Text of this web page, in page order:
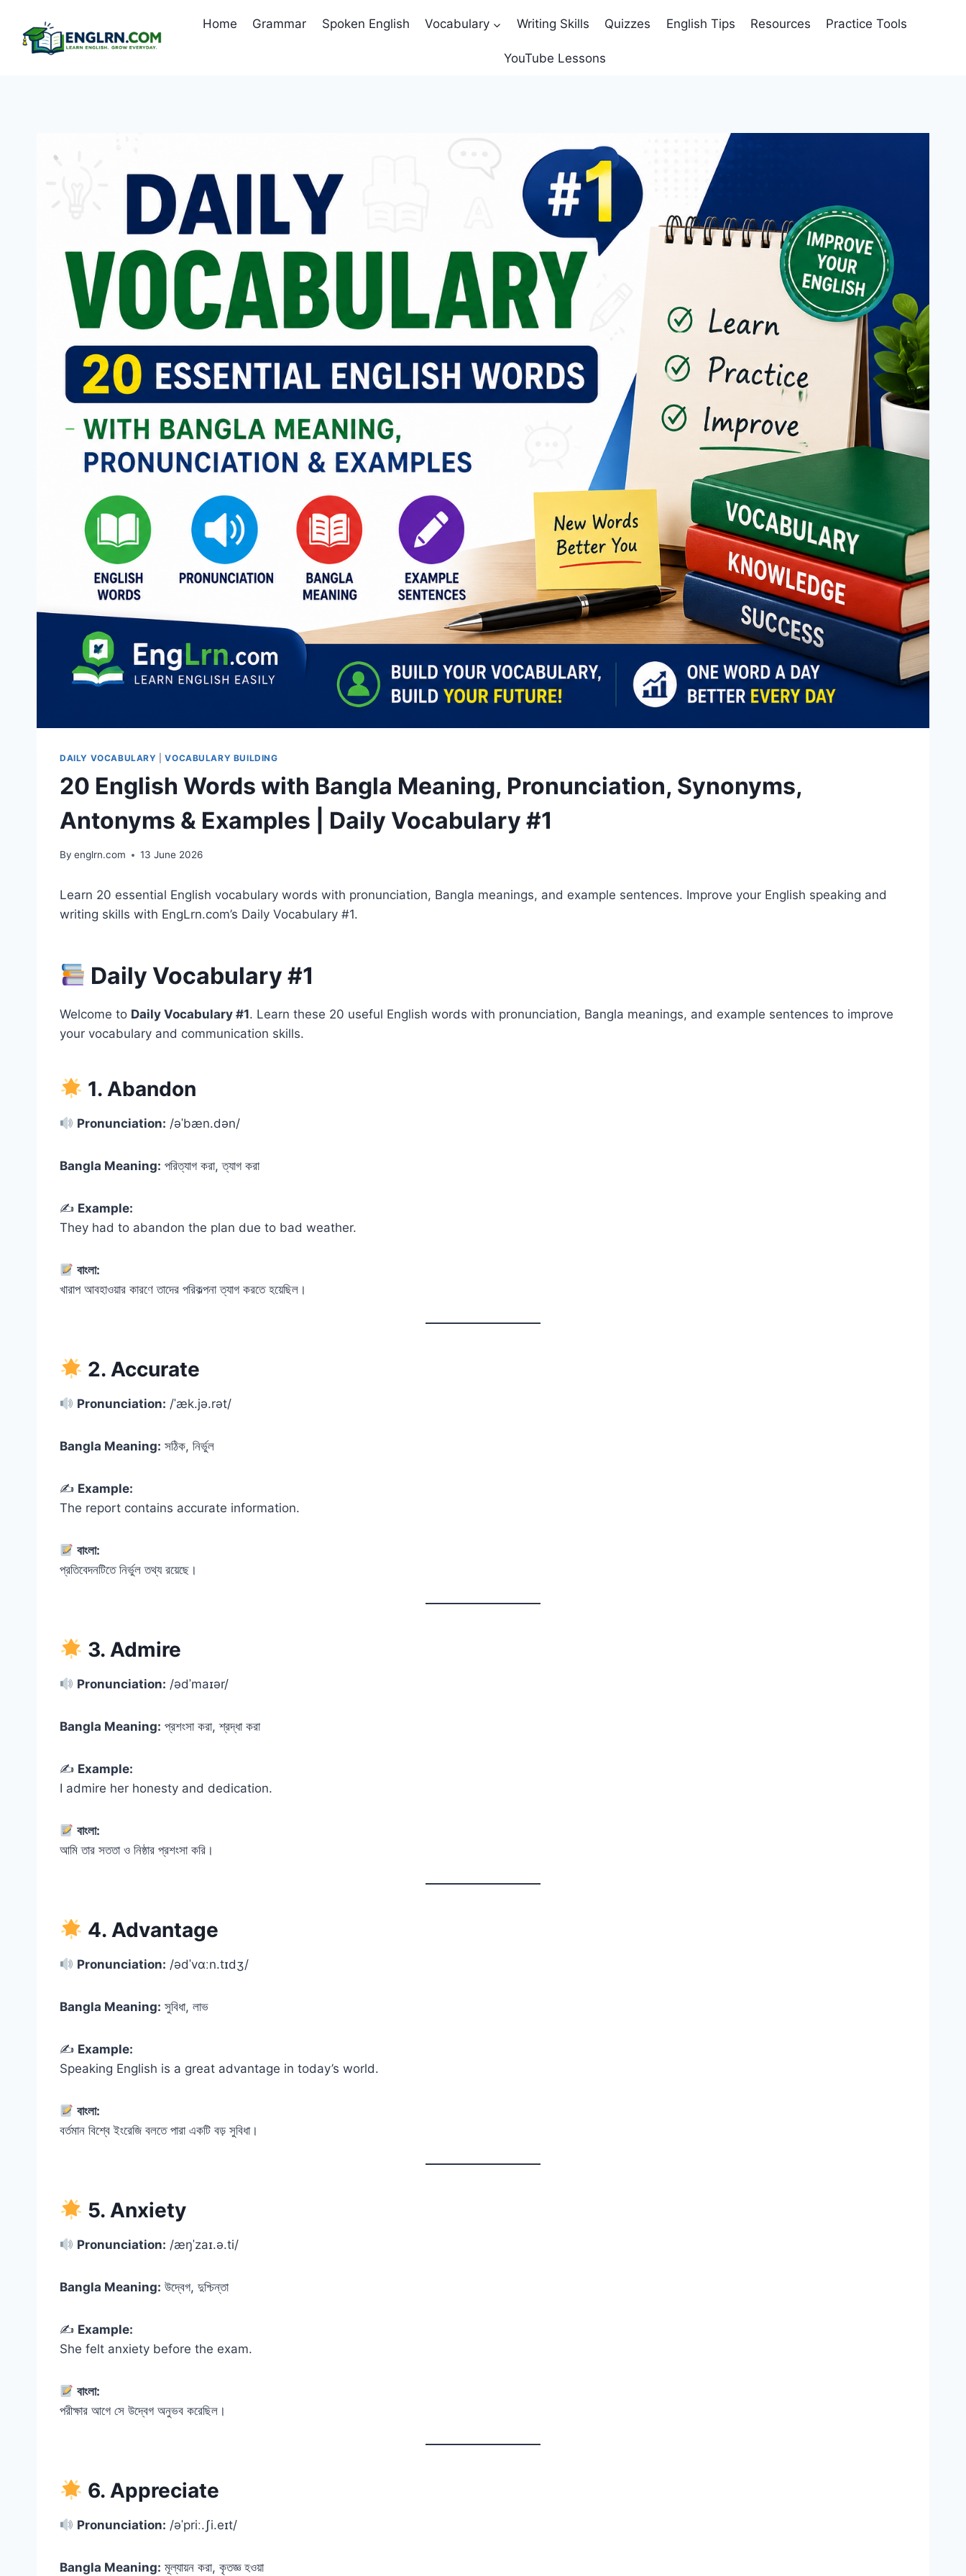
content
Home Grammar Spoken English Vocabulary Writing Skills Quizzes English Tips Resources Practice Tools
YouTube Lessons
DAILY VOCABULARY |VOCABULARY BUILDING
20 English Words with Bangla Meaning, Pronunciation, Synonyms,
Antonyms & Examples | Daily Vocabulary #1
By englrn.com 13 June 2026
Learn 20 essential English vocabulary words with pronunciation, Bangla meanings, and example sentences. Improve your English speaking and
writing skills with EngLrn.com’s Daily Vocabulary #1.
Daily Vocabulary #1
Welcome to Daily Vocabulary #1. Learn these 20 useful English words with pronunciation, Bangla meanings, and example sentences to improve
your vocabulary and communication skills.
1. Abandon
Pronunciation: /əˈbæn.dən/
Bangla Meaning: পরিত্যাগ করা, ত্যাগ করা
✍️ Example:
They had to abandon the plan due to bad weather.
বাংলা:
খারাপ আবহাওয়ার কারণে তাদের পরিকল্পনা ত্যাগ করতে হয়েছিল।
2. Accurate
Pronunciation: /ˈæk.jə.rət/
Bangla Meaning: সঠিক, নির্ভুল
✍️ Example:
The report contains accurate information.
বাংলা:
প্রতিবেদনটিতে নির্ভুল তথ্য রয়েছে।
3. Admire
Pronunciation: /ədˈmaɪər/
Bangla Meaning: প্রশংসা করা, শ্রদ্ধা করা
✍️ Example:
I admire her honesty and dedication.
বাংলা:
আমি তার সততা ও নিষ্ঠার প্রশংসা করি।
4. Advantage
Pronunciation: /ədˈvɑːn.tɪdʒ/
Bangla Meaning: সুবিধা, লাভ
✍️ Example:
Speaking English is a great advantage in today’s world.
বাংলা:
বর্তমান বিশ্বে ইংরেজি বলতে পারা একটি বড় সুবিধা।
5. Anxiety
Pronunciation: /æŋˈzaɪ.ə.ti/
Bangla Meaning: উদ্বেগ, দুশ্চিন্তা
✍️ Example:
She felt anxiety before the exam.
বাংলা:
পরীক্ষার আগে সে উদ্বেগ অনুভব করেছিল।
6. Appreciate
Pronunciation: /əˈpriː.ʃi.eɪt/
Bangla Meaning: মূল্যায়ন করা, কৃতজ্ঞ হওয়া